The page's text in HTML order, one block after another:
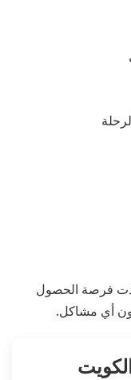
فرصة الحصول
أي مشاكل.